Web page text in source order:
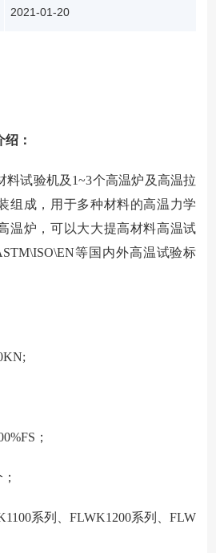
2021-01-20
：
料试验机及1~3个高温炉及高温拉
组成，用于多种材料的高温力学
温炉，可以大大提高材料高温试
等国内外高温试验标
；
系列、FLWK1200系列、FLW